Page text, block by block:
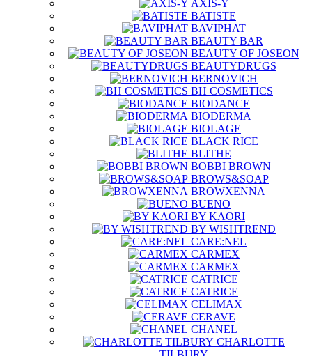
AXIS-Y
BATISTE
BAVIPHAT
BEAUTY BAR
BEAUTY OF JOSEON
BEAUTYDRUGS
BERNOVICH
BH COSMETICS
BIODANCE
BIODERMA
BIOLAGE
BLACK RICE
BLITHE
BOBBI BROWN
BROWS&SOAP
BROWXENNA
BUENO
BY KAORI
BY WISHTREND
CARE:NEL
CARMEX
CARMEX
CATRICE
CATRICE
CELIMAX
CERAVE
CHANEL
CHARLOTTE